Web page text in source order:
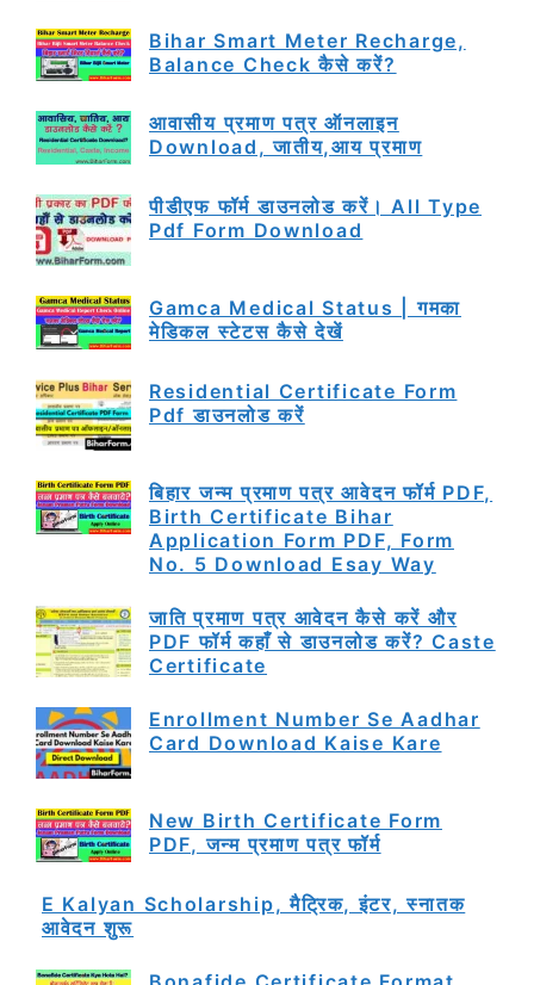
Bihar Smart Meter Recharge,
Balance Check कैसे करें?
आवासीय प्रमाण पत्र ऑनलाइन
Download, जातीय,आय प्रमाण
पीडीएफ फॉर्म डाउनलोड करें। All Type
Pdf Form Download
Gamca Medical Status | गमका
मेडिकल स्टेटस कैसे देखें
Residential Certificate Form
Pdf डाउनलोड करें
बिहार जन्म प्रमाण पत्र आवेदन फॉर्म PDF,
Birth Certificate Bihar
Application Form PDF, Form
No. 5 Download Esay Way
जाति प्रमाण पत्र आवेदन कैसे करें और
PDF फॉर्म कहाँ से डाउनलोड करें? Caste
Certificate
Enrollment Number Se Aadhar
Card Download Kaise Kare
New Birth Certificate Form
PDF, जन्म प्रमाण पत्र फॉर्म
E Kalyan Scholarship, मैट्रिक, इंटर, स्नातक
आवेदन शुरू